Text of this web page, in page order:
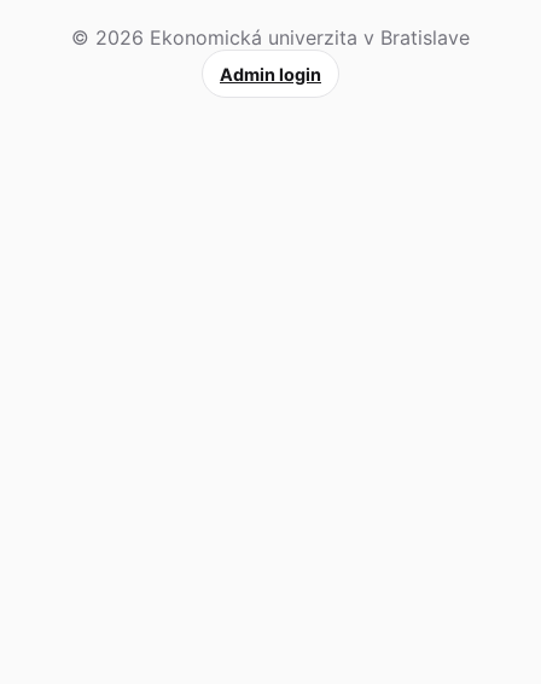
© 2026 Ekonomická univerzita v Bratislave
Admin login